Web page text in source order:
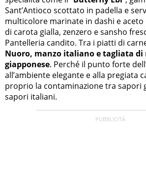
Sant’Antioco scottato in padella e
multicolore marinate in dashi e
di carota gialla, zenzero e sansho
Pantelleria candito. Tra i piatti di
Nuoro, manzo italiano e tagliata di
giapponese. Perché il punto forte
all’ambiente elegante e alla pregiata
proprio la contaminazione tra sapori
sapori italiani.